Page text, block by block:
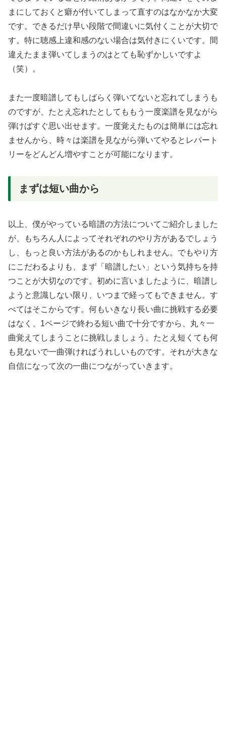
まにしておくと癖が付いてしまって直すのはなかなか大変
です。できるだけ早い段階で間違いに気付くことが大切で
す。特に聴感上違和感のない場合は気付きにくいです。間
違えたまま弾いてしまうのはとても恥ずかしいですよ
（笑）。
また一度暗譜してもしばらく弾いてないと忘れてしまうも
のですが、たとえ忘れたとしてももう一度楽譜を見ながら
弾けばすぐ思い出せます。一度覚えたものは簡単には忘れ
ませんから、時々は楽譜を見ながら弾いてやるとレパート
リーをどんどん増やすことが可能になります。
まずは短い曲から
以上、僕がやっている暗譜の方法についてご紹介しました
が、もちろん人によってそれぞれのやり方があるでしょう
し、もっと良い方法があるのかもしれません。でもやり方
にこだわるよりも、まず「暗譜したい」という気持ちを持
つことが大切なのです。初めに言いましたように、暗譜し
ようと意識しない限り、いつまで経ってもできません。す
べてはそこからです。何もいきなり長い曲に挑戦する必要
はなく、1ページで終わる短い曲で十分ですから、丸々一
曲覚えてしまうことに挑戦しましょう。たとえ短くても何
も見ないで一曲弾ければうれしいものです。それが大きな
自信になって次の一曲につながっていきます。